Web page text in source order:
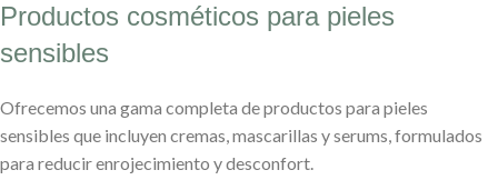
Productos cosméticos para pieles
sensibles
Ofrecemos una gama completa de productos para pieles
sensibles que incluyen cremas, mascarillas y serums, formulados
para reducir enrojecimiento y desconfort.